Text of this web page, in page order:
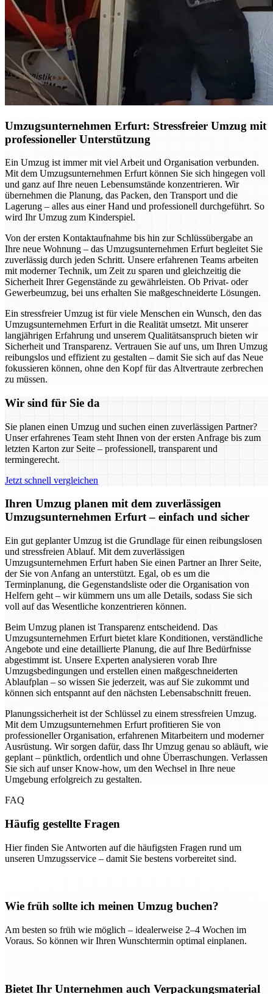
Umzugsunternehmen Erfurt: Stressfreier Umzug mit
professioneller Unterstützung
Ein Umzug ist immer mit viel Arbeit und Organisation verbunden.
Mit dem Umzugsunternehmen Erfurt können Sie sich hingegen voll
und ganz auf Ihre neuen Lebensumstände konzentrieren. Wir
übernehmen die Planung, das Packen, den Transport und die
Lagerung – alles aus einer Hand und professionell durchgeführt. So
wird Ihr Umzug zum Kinderspiel.
Von der ersten Kontaktaufnahme bis hin zur Schlüssübergabe an
Ihre neue Wohnung – das Umzugsunternehmen Erfurt begleitet Sie
zuverlässig durch jeden Schritt. Unsere erfahrenen Teams arbeiten
mit moderner Technik, um Zeit zu sparen und gleichzeitig die
Sicherheit Ihrer Gegenstände zu gewährleisten. Ob Privat- oder
Gewerbeumzug, bei uns erhalten Sie maßgeschneiderte Lösungen.
Ein stressfreier Umzug ist für viele Menschen ein Wunsch, den das
Umzugsunternehmen Erfurt in die Realität umsetzt. Mit unserer
langjährigen Erfahrung und unserem Qualitätsanspruch bieten wir
Sicherheit und Transparenz. Vertrauen Sie auf uns, um Ihren Umzug
reibungslos und effizient zu gestalten – damit Sie sich auf das Neue
fokussieren können, ohne den Kopf für das Altvertraute zerbrechen
zu müssen.
Wir sind für Sie da
Sie planen einen Umzug und suchen einen zuverlässigen Partner?
Unser erfahrenes Team steht Ihnen von der ersten Anfrage bis zum
letzten Karton zur Seite – professionell, transparent und
termingerecht.
Jetzt schnell vergleichen
Ihren Umzug planen mit dem zuverlässigen
Umzugsunternehmen Erfurt – einfach und sicher
Ein gut geplanter Umzug ist die Grundlage für einen reibungslosen
und stressfreien Ablauf. Mit dem zuverlässigen
Umzugsunternehmen Erfurt haben Sie einen Partner an Ihrer Seite,
der Sie von Anfang an unterstützt. Egal, ob es um die
Terminplanung, die Gegenstandsliste oder die Organisation von
Helfern geht – wir kümmern uns um alle Details, sodass Sie sich
voll auf das Wesentliche konzentrieren können.
Beim Umzug planen ist Transparenz entscheidend. Das
Umzugsunternehmen Erfurt bietet klare Konditionen, verständliche
Angebote und eine detaillierte Planung, die auf Ihre Bedürfnisse
abgestimmt ist. Unsere Experten analysieren vorab Ihre
Umzugsbedingungen und erstellen einen maßgeschneiderten
Ablaufplan – so wissen Sie jederzeit, was auf Sie zukommt und
können sich entspannt auf den nächsten Lebensabschnitt freuen.
Planungssicherheit ist der Schlüssel zu einem stressfreien Umzug.
Mit dem Umzugsunternehmen Erfurt profitieren Sie von
professioneller Organisation, erfahrenen Mitarbeitern und moderner
Ausrüstung. Wir sorgen dafür, dass Ihr Umzug genau so abläuft, wie
geplant – pünktlich, ordentlich und ohne Überraschungen. Verlassen
Sie sich auf unser Know-how, um den Wechsel in Ihre neue
Umgebung erfolgreich zu gestalten.
FAQ
Häufig gestellte Fragen
Hier finden Sie Antworten auf die häufigsten Fragen rund um
unseren Umzugsservice – damit Sie bestens vorbereitet sind.
Wie früh sollte ich meinen Umzug buchen?
Am besten so früh wie möglich – idealerweise 2–4 Wochen im
Voraus. So können wir Ihren Wunschtermin optimal einplanen.
Bietet Ihr Unternehmen auch Verpackungsmaterial